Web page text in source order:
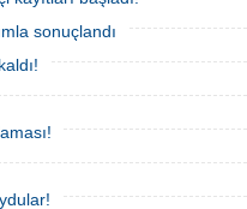
merkezine dönüşmüş durumda.
sonuçlandı